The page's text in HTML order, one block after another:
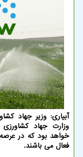
آبیاری: وزیر جهاد
وزارت جهاد
خواهد بود که در
فعال می باشند.